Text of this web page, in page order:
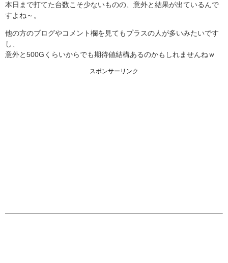
本日まで打てた台数こそ少ないものの、意外と結果が出ているんで
すよね～。
他の方のブログやコメント欄を見てもプラスの人が多いみたいです
し、
意外と500Gくらいからでも期待値結構あるのかもしれませんねｗ
スポンサーリンク